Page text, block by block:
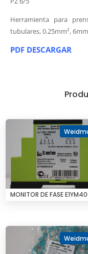
Herramienta para
tubulares, 0.25mm²,
PDF DESCARGAR
MONITOR DE FASE